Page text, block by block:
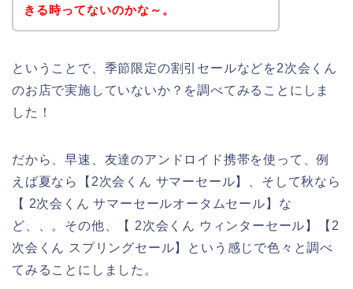
きる時ってないのかな～。
ということで、季節限定の割引セールなどを2次会くん
のお店で実施していないか？を調べてみることにしま
した！
だから、早速、友達のアンドロイド携帯を使って、例
えば夏なら【2次会くん サマーセール】、そして秋なら
【 2次会くん サマーセールオータムセール】な
ど、、。その他、【 2次会くん ウィンターセール】【2
次会くん スプリングセール】という感じで色々と調べ
てみることにしました。